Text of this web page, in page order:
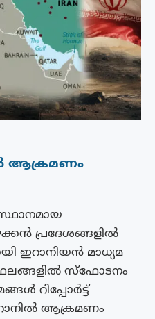
ആക്രമണം
പ്രദേശങ്ങളിൽ
ഇറാനിയൻ മാധ്യമ
സ്ഫോടനം
റിപ്പോർട്ട്
ആക്രമണം